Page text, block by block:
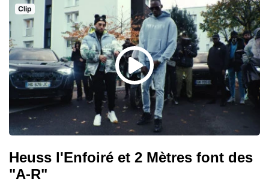
Clip
Heuss l'Enfoiré et 2 Mètres font des
"A-R"